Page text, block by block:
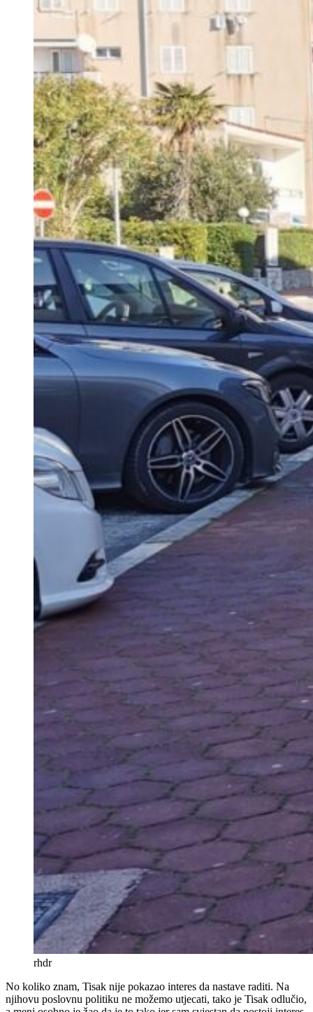
rhdr
No koliko znam, Tisak nije pokazao interes da nastave raditi. Na
njihovu poslovnu politiku ne možemo utjecati, tako je Tisak odlučio,